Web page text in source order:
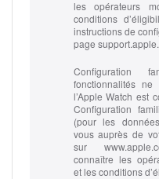
les opérateurs
conditions
instructions de
page
Configuration
fonctionnalités
l’Apple Watch est
Configuration
(pour les
vous auprès de
sur
connaître les
et les conditions